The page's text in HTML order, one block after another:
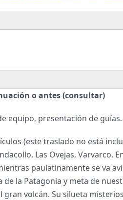
o antes (consultar)
equipo, presentación de
(este traslado no está
Las Ovejas, Varvarco.
paulatinamente se va
la Patagonia y meta de
volcán. Su silueta